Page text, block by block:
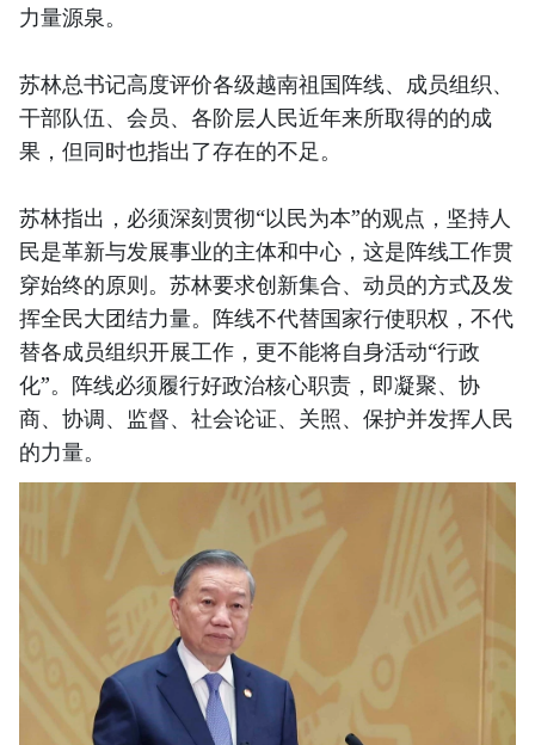
力量源泉。
苏林总书记高度评价各级越南祖国阵线、成员组织、
干部队伍、会员、各阶层人民近年来所取得的的成
果，但同时也指出了存在的不足。
苏林指出，必须深刻贯彻“以民为本”的观点，坚持人
民是革新与发展事业的主体和中心，这是阵线工作贯
穿始终的原则。苏林要求创新集合、动员的方式及发
挥全民大团结力量。阵线不代替国家行使职权，不代
替各成员组织开展工作，更不能将自身活动“行政
化”。阵线必须履行好政治核心职责，即凝聚、协
商、协调、监督、社会论证、关照、保护并发挥人民
的力量。